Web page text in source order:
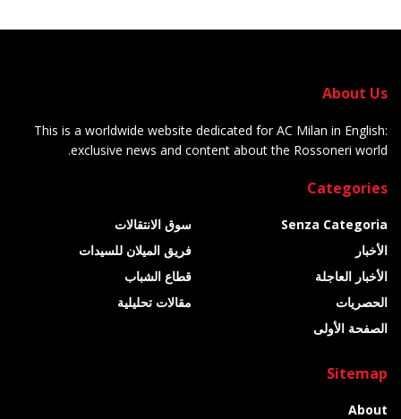
About Us
This is a worldwide website dedicated for AC Milan in English:
exclusive news and content about the Rossoneri world.
Categories
Senza Categoria
الأخبار
الأخبار العاجلة
الحصريات
الصفحة الأولى
سوق الانتقالات
فريق الميلان للسيدات
قطاع الشباب
مقالات تحليلية
Sitemap
About